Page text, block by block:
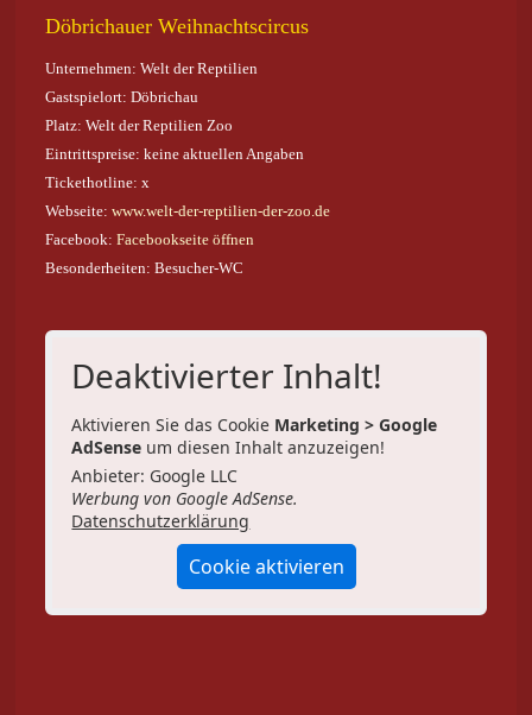
Döbrichauer Weihnachtscircus
Unternehmen: Welt der Reptilien
Gastspielort: Döbrichau
Platz: Welt der Reptilien Zoo
Eintrittspreise: keine aktuellen Angaben
Tickethotline: x
Webseite:www.welt-der-reptilien-der-zoo.de
Facebook:Facebookseite öffnen
Besonderheiten: Besucher-WC
Deaktivierter Inhalt!
Aktivieren Sie das Cookie Marketing > Google
AdSense um diesen Inhalt anzuzeigen!
Anbieter: Google LLC
Werbung von Google AdSense.
Datenschutzerklärung
Cookie aktivieren